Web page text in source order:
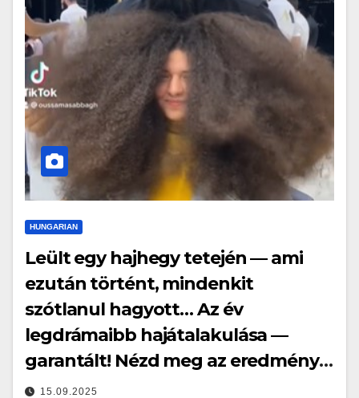
HUNGARIAN
Leült egy hajhegy tetején — ami
ezután történt, mindenkit
szótlanul hagyott… Az év
legdrámaibb hajátalakulása —
garantált! Nézd meg az eredményt
a hozzászólásokban…
15.09.2025